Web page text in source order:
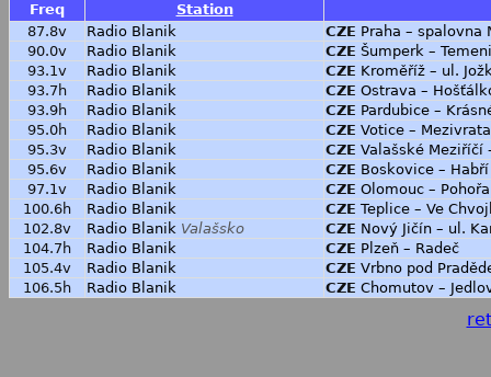
Freq
Station
87.8v
Radio Blanik CZE Praha – spalovna
90.0v
Radio Blanik CZE Šumperk –
93.1v
Radio Blanik CZE Kroměříž – ul.
93.7h
Radio Blanik CZE Ostrava –
93.9h
Radio Blanik CZE Pardubice –
95.0h
Radio Blanik CZE Votice – Mezivrata
95.3v
Radio Blanik CZE Valašské Meziříčí
95.6v
Radio Blanik CZE Boskovice – Habří
97.1v
Radio Blanik CZE Olomouc –
100.6h
Radio Blanik CZE Teplice – Ve
102.8v
Radio Blanik Valašsko CZE Nový Jičín – ul.
104.7h
Radio Blanik CZE Plzeň – Radeč
105.4v
Radio Blanik CZE Vrbno pod
106.5h
Radio Blanik CZE Chomutov –